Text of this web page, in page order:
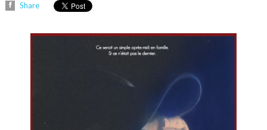
Share